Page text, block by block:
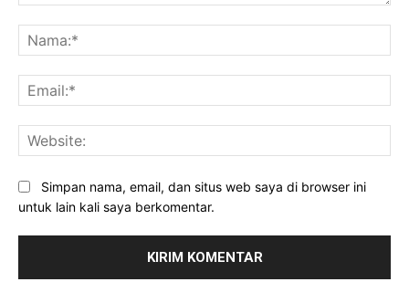
Simpan nama, email, dan situs web saya di browser ini
untuk lain kali saya berkomentar.